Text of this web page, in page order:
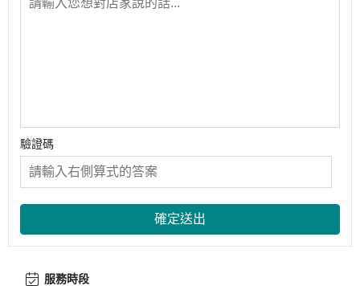
驗證碼
確定送出
服務時段